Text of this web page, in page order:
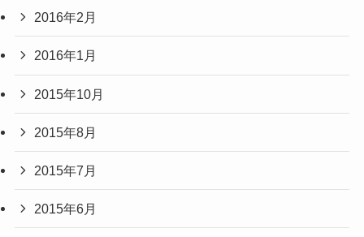
2016年2月
2016年1月
2015年10月
2015年8月
2015年7月
2015年6月